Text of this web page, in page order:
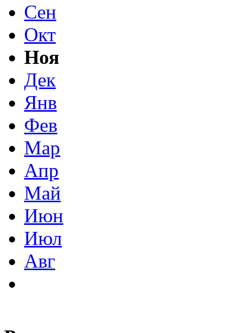
Сен
Окт
Ноя
Дек
Янв
Фев
Мар
Апр
Май
Июн
Июл
Авг